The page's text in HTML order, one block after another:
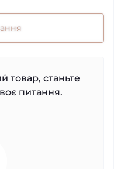
товар, станьте
питання.